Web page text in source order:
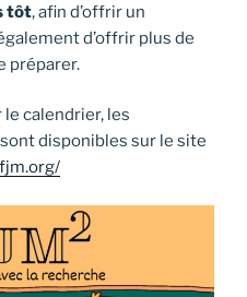
tôt, afin d’offrir un
d’offrir plus de
préparer.
calendrier, les
disponibles sur le site